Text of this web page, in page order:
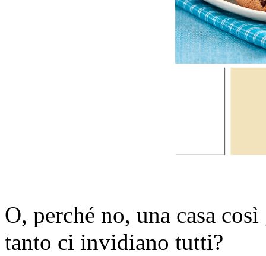
O, perché no, una casa
tanto ci invidiano tutti?